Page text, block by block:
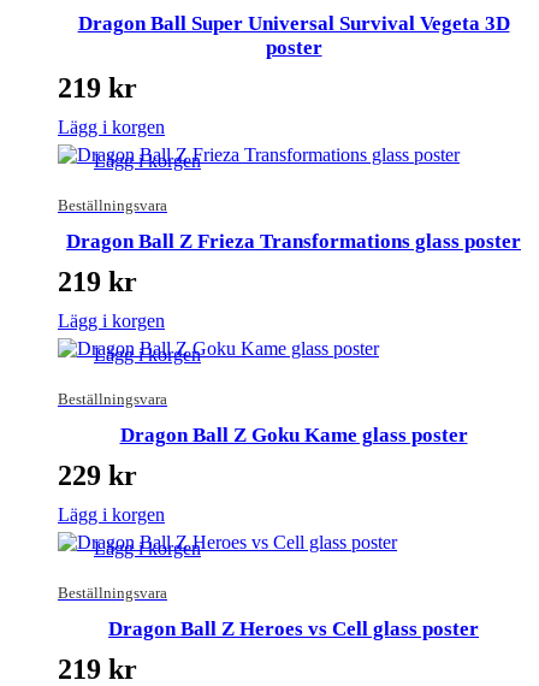
Dragon Ball Super Universal Survival Vegeta 3D
poster
219 kr
Lägg i korgen
Beställningsvara
Lägg i korgen
Dragon Ball Z Frieza Transformations glass poster
219 kr
Lägg i korgen
Beställningsvara
Lägg i korgen
Dragon Ball Z Goku Kame glass poster
229 kr
Lägg i korgen
Beställningsvara
Lägg i korgen
Dragon Ball Z Heroes vs Cell glass poster
219 kr